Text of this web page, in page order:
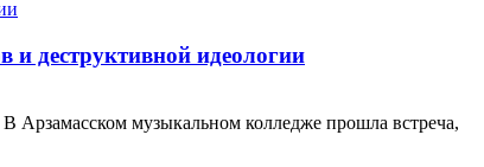
и деструктивной идеологии
Арзамасском музыкальном колледже прошла встреча,